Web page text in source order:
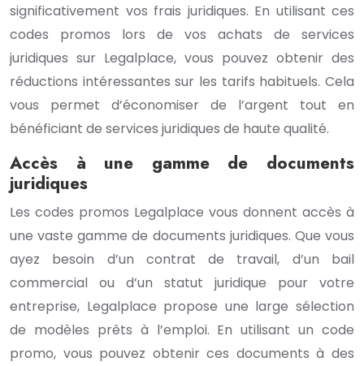
significativement vos frais juridiques. En utilisant ces
codes promos lors de vos achats de services
juridiques sur Legalplace, vous pouvez obtenir des
réductions intéressantes sur les tarifs habituels. Cela
vous permet d’économiser de l’argent tout en
bénéficiant de services juridiques de haute qualité.
Accès à une gamme de documents
juridiques
Les codes promos Legalplace vous donnent accès à
une vaste gamme de documents juridiques. Que vous
ayez besoin d’un contrat de travail, d’un bail
commercial ou d’un statut juridique pour votre
entreprise, Legalplace propose une large sélection
de modèles prêts à l’emploi. En utilisant un code
promo, vous pouvez obtenir ces documents à des